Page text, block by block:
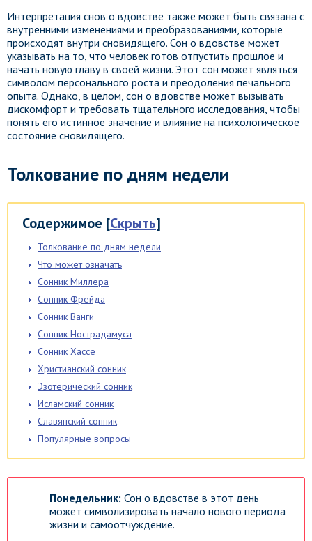
Интерпретация снов о вдовстве также может быть связана с
внутренними изменениями и преобразованиями, которые
происходят внутри сновидящего. Сон о вдовстве может
указывать на то, что человек готов отпустить прошлое и
начать новую главу в своей жизни. Этот сон может являться
символом персонального роста и преодоления печального
опыта. Однако, в целом, сон о вдовстве может вызывать
дискомфорт и требовать тщательного исследования, чтобы
понять его истинное значение и влияние на психологическое
состояние сновидящего.
Толкование по дням недели
Содержимое [Скрыть]
Толкование по дням недели
Что может означать
Сонник Миллера
Сонник Фрейда
Сонник Ванги
Сонник Нострадамуса
Сонник Хассе
Христианский сонник
Эзотерический сонник
Исламский сонник
Славянский сонник
Популярные вопросы
Понедельник: Сон о вдовстве в этот день
может символизировать начало нового периода
жизни и самоотчуждение.